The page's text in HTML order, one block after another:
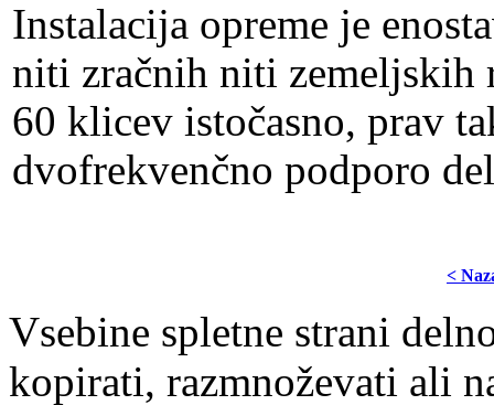
Instalacija opreme je
niti zračnih niti zemeljskih
60 klicev istočasno, prav
dvofrekvenčno podporo
<
Vsebine spletne strani
kopirati, razmnoževati ali